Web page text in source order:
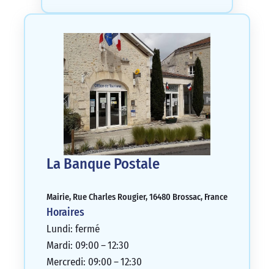
La Banque Postale
Mairie, Rue Charles Rougier, 16480 Brossac, France
Horaires
Lundi: fermé
Mardi: 09:00 – 12:30
Mercredi: 09:00 – 12:30